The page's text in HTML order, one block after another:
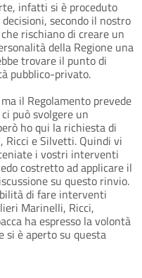
infatti si è proceduto
secondo il nostro
rischiano di creare un
della Regione una
trovare il punto di
pubblico-privato.
il Regolamento prevede
può svolgere un
ho qui la richiesta di
e Silvetti. Quindi vi
i vostri interventi
costretto ad applicare il
su questo rinvio.
di fare interventi
Marinelli, Ricci,
ha espresso la volontà
si è aperto su questa